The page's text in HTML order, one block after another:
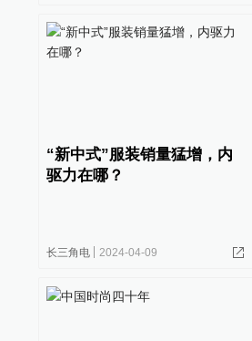
“新中式”服装销量猛增，内
驱力在哪？
长三角电 2024-04-09